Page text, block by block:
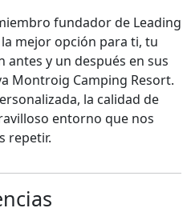
fundador de Leading
mejor opción para ti, tu
y un después en sus
Montroig Camping Resort.
la calidad de
entorno que nos
repetir.